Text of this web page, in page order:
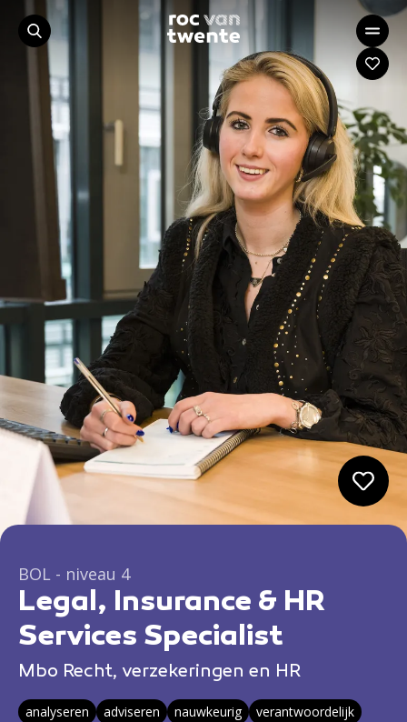
BOL - niveau 4
Legal, Insurance & HR
Services Specialist
Mbo Recht, verzekeringen en HR
analyseren adviseren nauwkeurig verantwoordelijk